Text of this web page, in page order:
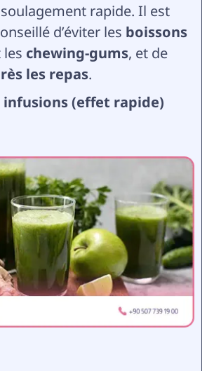
rapide. Il est
d’éviter les boissons
chewing-gums, et de
les repas.
infusions (effet rapide)